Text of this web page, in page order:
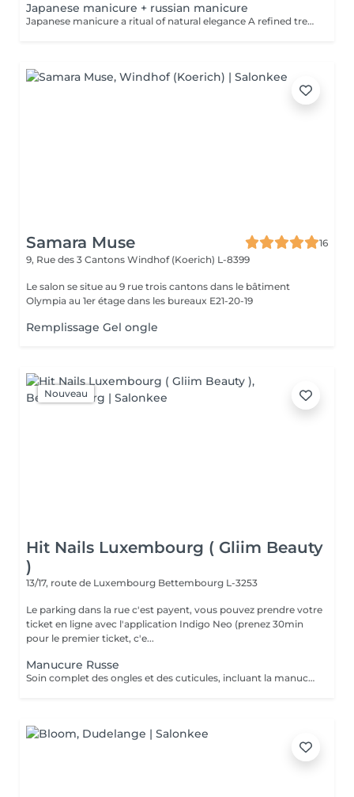
Japanese manicure + russian manicure
Japanese manicure a ritual of natural elegance A refined treatment for those who cannot wear or choose not to wear gel polish or artificial nails and prefer a clean, natural, short style. Nails become beautifully cared for, smooth and naturally shiny without polish. This treatment uses a natural paste enriched with beeswax, keratin, vitamins and minerals. Premium care for your hands, which also includes a russian manicure for perfectly prepared cuticles. Ideal for weak, tired or brittle nails.
Samara Muse
16
9, Rue des 3 Cantons Windhof (Koerich) L-8399
Le salon se situe au 9 rue trois cantons dans le bâtiment
Olympia au 1er étage dans les bureaux E21-20-19
Remplissage Gel ongle
Nouveau
Hit Nails Luxembourg ( Gliim Beauty
)
13/17, route de Luxembourg Bettembourg L-3253
Le parking dans la rue c'est payent, vous pouvez prendre votre
ticket en ligne avec l'application Indigo Neo (prenez 30min
pour le premier ticket, c'e...
Manucure Russe
Soin complet des ongles et des cuticules, incluant la manucure russe, le limage et la mise en forme, suivi de l'application d'un vernis traditionnel transparent pour des mains nettes, soignées et élégantes.